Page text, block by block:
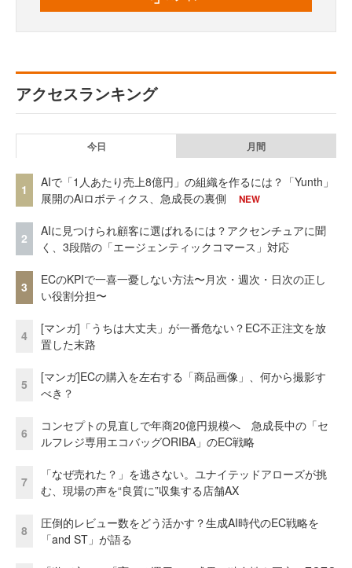
アクセスランキング
今日 月間
1
AIで「1人あたり売上8億円」の組織を作るには？「Yunth」
展開のAiロボティクス、急成長の裏側
NEW
2
AIに見つけられ顧客に選ばれるには？アクセンチュアに聞
く、3段階の「エージェンティックコマース」対応
3
ECのKPIで一喜一憂しない方法〜月次・週次・日次の正し
い役割分担〜
4
[マンガ]「うちは大丈夫」が一番危ない？EC不正注文を放
置した末路
5
[マンガ]ECの購入を左右する「商品画像」、何から撮影す
べき？
6
コンセプトの見直しで年商20億円規模へ 急成長中の「セ
ルフレジ専用エコバッグORIBA」のEC戦略
7
「なぜ売れた？」を逃さない。ユナイテッドアローズが挑
む、現場の声を“良質に”収集する店舗AX
8
圧倒的レビュー数をどう活かす？生成AI時代のEC戦略を
「and ST」が語る